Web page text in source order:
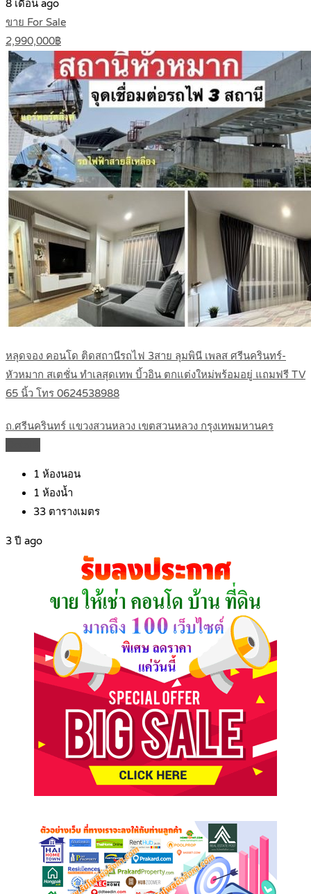
8 เดือน ago
ขาย For Sale
2,990,000฿
หลุดจอง คอนโด ติดสถานีรถไฟ 3สาย ลุมพินี เพลส ศรีนครินทร์-
หัวหมาก สเตชั่น ทำเลสุดเทพ บิ้วอิน ตกแต่งใหม่พร้อมอยู่ แถมฟรี TV
65 นิ้ว โทร 0624538988
ถ.ศรีนครินทร์ แขวงสวนหลวง เขตสวนหลวง กรุงเทพมหานคร
1 ห้องนอน
1 ห้องน้ำ
33 ตารางเมตร
3 ปี ago